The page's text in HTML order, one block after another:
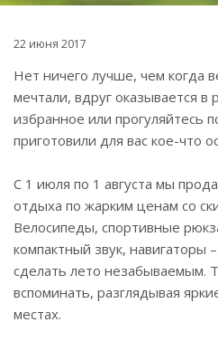
22 июня 2017
Нет ничего лучше, чем когда
мечтали, вдруг оказывается в
избранное или прогуляйтесь
приготовили для вас кое-что
С 1 июля по 1 августа мы
отдыха по жарким ценам со
Велосипеды, спортивные
компактный звук, навигаторы
сделать лето незабываемым.
вспоминать, разглядывая
местах.